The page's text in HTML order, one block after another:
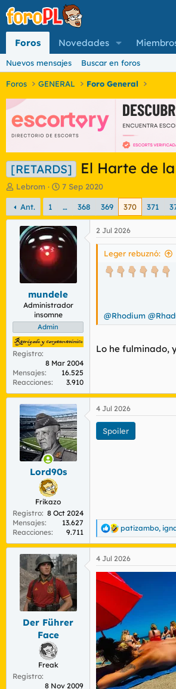
Foros Novedades
Nuevos mensajes Buscar en foros
Foros GENERAL Foro General
[RETARDS] El Harte de
I
n
i
c
a
d
o
d
m
a
Lebrom
F
e
c
h
a
d
e
i
c
i
o
7 Sep 2020
Ant. 1 … 368 369 370 371
mundele
Administrador
insomne
Admin
Registro
8 Mar 2004
Mensajes
16.525
Reacciones
3.910
2 Jul 2026
Leger rebuznó:
@Rhodium
Lo he fulminado,
Lord90s
Frikazo
Registro 8 Oct 2024
Mensajes
13.627
Reacciones
9.711
4 Jul 2026
Spoiler
R
e
a
c
c
i
e
:
patizambo,
Der Führer
Face
Freak
Registro
8 Nov 2009
4 Jul 2026